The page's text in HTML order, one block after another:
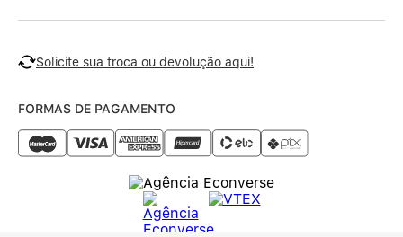
Solicite sua troca ou devolução aqui!
FORMAS DE PAGAMENTO